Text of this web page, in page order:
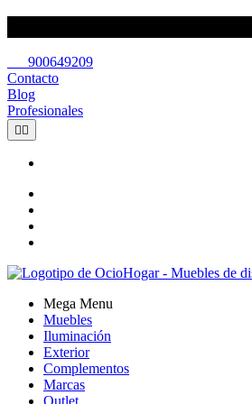
900649209
Contacto
Blog
Profesionales
 
Mega Menu
Muebles
Iluminación
Exterior
Complementos
Marcas
Outlet